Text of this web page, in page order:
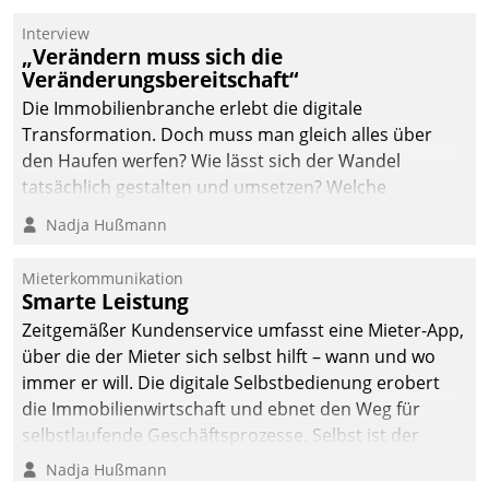
integrieren.
Interview
„Verändern muss sich die
Veränderungsbereitschaft“
Die Immobilienbranche erlebt die digitale
Transformation. Doch muss man gleich alles über
den Haufen werfen? Wie lässt sich der Wandel
tatsächlich gestalten und umsetzen? Welche
Argumente zählen wirklich?
Nadja Hußmann
Mieterkommunikation
Smarte Leistung
Zeitgemäßer Kundenservice umfasst eine Mieter-App,
über die der Mieter sich selbst hilft – wann und wo
immer er will. Die digitale Selbstbedienung erobert
die Immobilienwirtschaft und ebnet den Weg für
selbstlaufende Geschäftsprozesse. Selbst ist der
Kunde und smart der Serviceanbieter.
Nadja Hußmann